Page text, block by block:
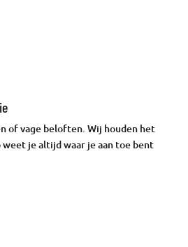
of vage beloften. Wij houden het
je altijd waar je aan toe bent